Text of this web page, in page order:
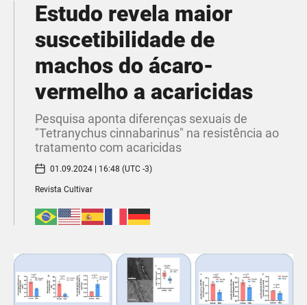
Estudo revela maior
suscetibilidade de
machos do ácaro-
vermelho a acaricidas
Pesquisa aponta diferenças sexuais de
"Tetranychus cinnabarinus" na resistência ao
tratamento com acaricidas
01.09.2024 | 16:48 (UTC -3)
Revista Cultivar